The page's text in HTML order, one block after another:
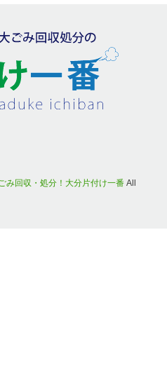
み回収・処分！大分片付け一番 All